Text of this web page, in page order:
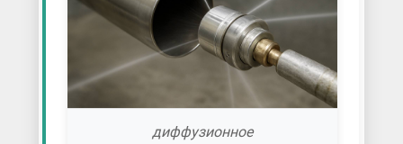
диффузионное